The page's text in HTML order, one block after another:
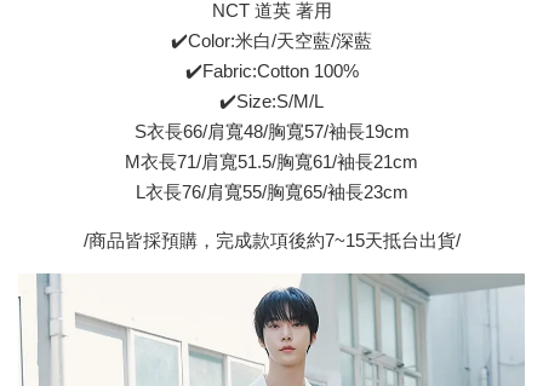
NCT 道英 著用
✔️Color:米白/天空藍/深藍
✔️Fabric:Cotton 100%
✔️Size:S/M/L
S衣長66/肩寬48/胸寬57/袖長19cm
M衣長71/肩寬51.5/胸寬61/袖長21cm
L衣長76/肩寬55/胸寬65/袖長23cm
/商品皆採預購，完成款項後約7~15天抵台出貨/